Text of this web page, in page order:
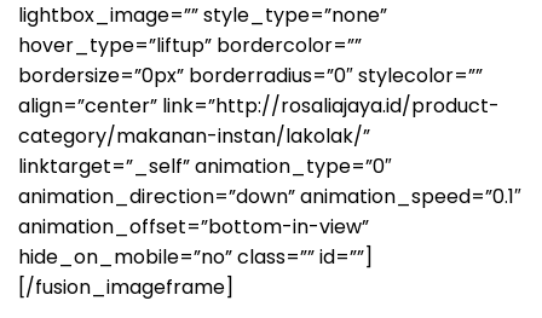
lightbox_image=”” style_type=”none”
hover_type=”liftup” bordercolor=””
bordersize=”0px” borderradius=”0″ stylecolor=””
align=”center” link=”http://rosaliajaya.id/product-
category/makanan-instan/lakolak/”
linktarget=”_self” animation_type=”0″
animation_direction=”down” animation_speed=”0.1″
animation_offset=”bottom-in-view”
hide_on_mobile=”no” class=”” id=””]
[/fusion_imageframe]